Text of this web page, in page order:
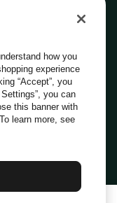
Etico
dpo@everli.com
how you
experience
“Accept”, you
you can
this banner with
learn more, see